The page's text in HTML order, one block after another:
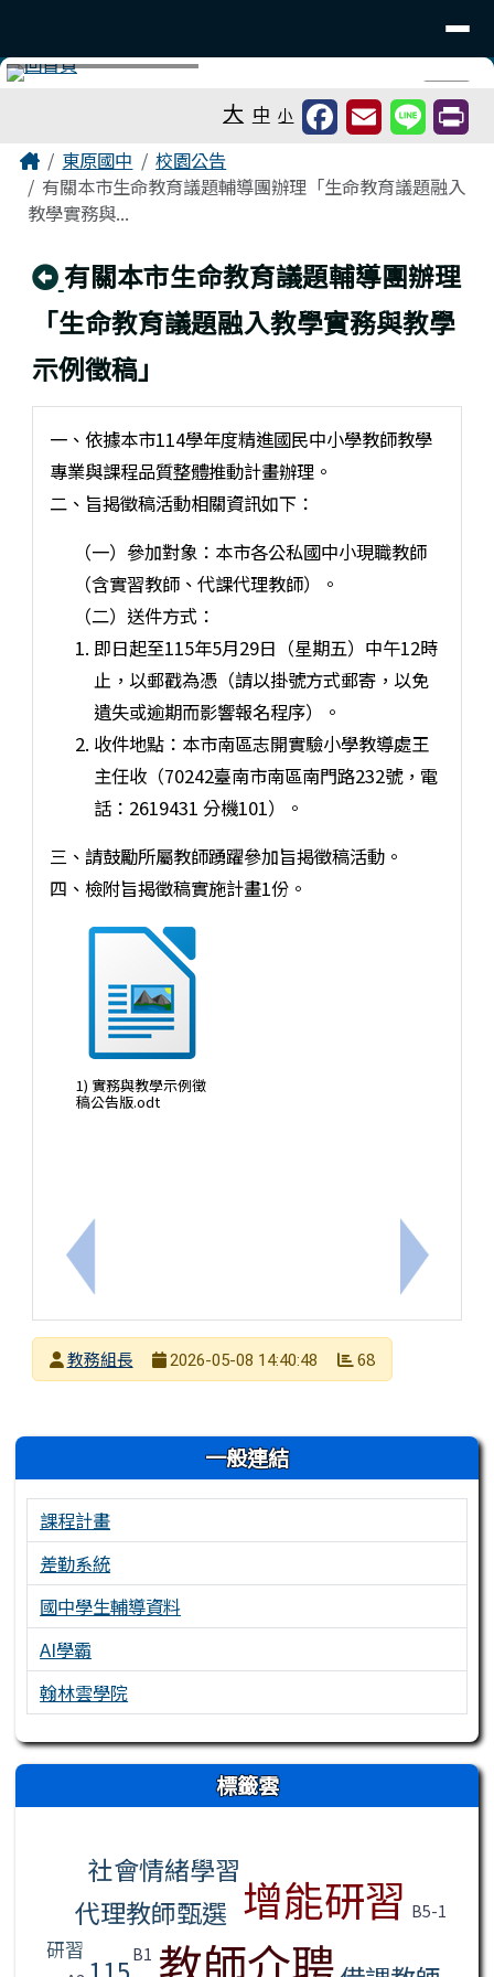
⏸
大 中 小
主內容區域
Home東原國中
校園公告
有關本市生命教育議題輔導團辦理「生命教育議題融入
教學實務與...
回上頁
有關本市生命教育議題輔導團辦理
「生命教育議題融入教學實務與教學
示例徵稿」
上一筆：轉知法鼓學校舉辦之「2026暑假教師禪悅
一、依據本市114學年度精進國民中小學教師教學
專業與課程品質整體推動計畫辦理。
二、旨揭徵稿活動相關資訊如下：
（一）參加對象：本市各公私國中小現職教師
（含實習教師、代課代理教師）。
（二）送件方式：
即日起至115年5月29日（星期五）中午12時
止，以郵戳為憑（請以掛號方式郵寄，以免
遺失或逾期而影響報名程序）。
收件地點：本市南區志開實驗小學教導處王
主任收（70242臺南市南區南門路232號，電
話：2619431 分機101）。
三、請鼓勵所屬教師踴躍參加旨揭徵稿活動。
四、檢附旨揭徵稿實施計畫1份。
1) 實務與教學示例徵
稿公告版.odt
下一筆：
發布者
教務組長
2026-05-08 14:40:48 68
左邊區域內容 一般連結
課程計畫
差勤系統
國中學生輔導資料
AI學霸
翰林雲學院
右邊區域內容 標籤雲
社會情緒學習增能研習
代理教師甄選 B5-1
研習 B1 教師介聘
頁尾區域